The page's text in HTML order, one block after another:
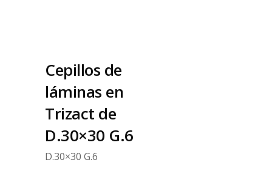
Cepillos de
láminas en
Trizact de
D.30×30 G.6
D.30×30 G.6